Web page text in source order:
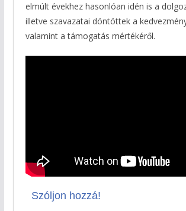
elmúlt évekhez hasonlóan idén is a
illetve szavazatai döntöttek a
valamint a támogatás mértékéről.
Szóljon hozzá!